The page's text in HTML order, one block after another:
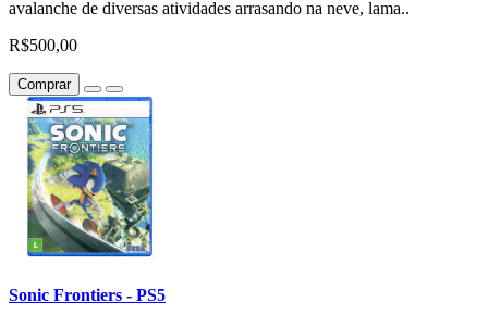
avalanche de diversas atividades arrasando na neve, lama..
R$500,00
Comprar
Sonic Frontiers - PS5